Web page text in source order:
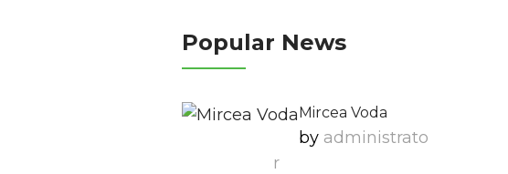
Popular News
Mircea Voda
by Administrato
R